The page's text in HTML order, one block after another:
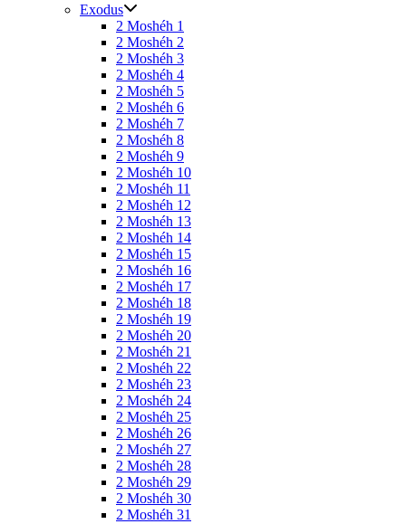
Exodus
2 Moshéh 1
2 Moshéh 2
2 Moshéh 3
2 Moshéh 4
2 Moshéh 5
2 Moshéh 6
2 Moshéh 7
2 Moshéh 8
2 Moshéh 9
2 Moshéh 10
2 Moshéh 11
2 Moshéh 12
2 Moshéh 13
2 Moshéh 14
2 Moshéh 15
2 Moshéh 16
2 Moshéh 17
2 Moshéh 18
2 Moshéh 19
2 Moshéh 20
2 Moshéh 21
2 Moshéh 22
2 Moshéh 23
2 Moshéh 24
2 Moshéh 25
2 Moshéh 26
2 Moshéh 27
2 Moshéh 28
2 Moshéh 29
2 Moshéh 30
2 Moshéh 31